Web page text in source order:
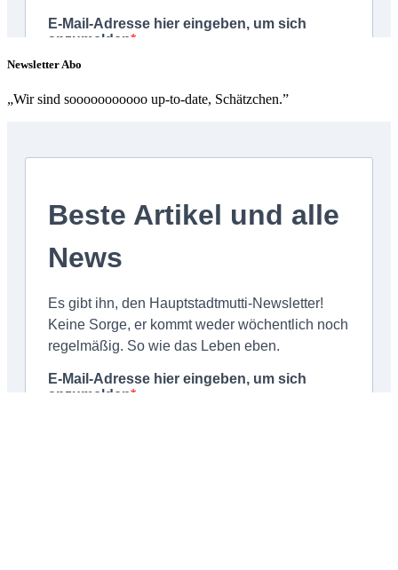
Newsletter Abo
„Wir sind sooooooooooo up-to-date, Schätzchen.”